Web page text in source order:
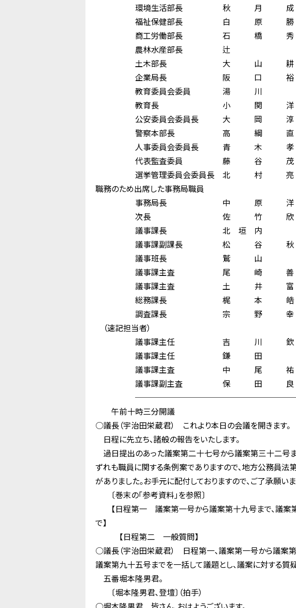
環境生活部長 秋 月
福祉保健部長 白 原
商工労働部長 石 橋
農林水産部長 辻
土木部長 大 山
企業局長 阪 口
教育委員会委員 湯
教育長 小 関 洋
公安委員会委員長 大 岡
警察本部長 高 綱
人事委員会委員長 青 木
代表監査委員 藤 谷
選挙管理委員会委員長 北 村
職務のため出席した事務局職員
事務局長 中 原
次長 佐 竹 欣
議事課長 北 垣
議事課副課長 松 谷
議事班長 鷲 山
議事課主査 尾 崎
議事課主査 土 井
総務課長 梶 本
調査課長 宗 野
（速記担当者）
議事課主任 吉 川
議事課主任 鎌
議事課主査 中 尾
議事課副主査 保 田
午前十時三分開議
○議長（宇治田栄蔵君） これより本日の会議を開きます。
日程に先立ち、諸般の報告をいたします。
過日提出のあった議案第二十七号から議案第三十二号
ずれも職員に関する条例案でありますので、地方公務員
がありました。お手元に配付しておりますので、ご了承願いま
〔巻末の「参考資料」を参照〕
【日程第一 議案第一号から議案第十九号まで、議案
で】
【日程第二 一般質問】
○議長（宇治田栄蔵君） 日程第一、議案第一号から議案
議案第九十五号までを一括して議題とし、議案に対する質
五番堀本隆男君。
〔堀本隆男君、登壇〕（拍手）